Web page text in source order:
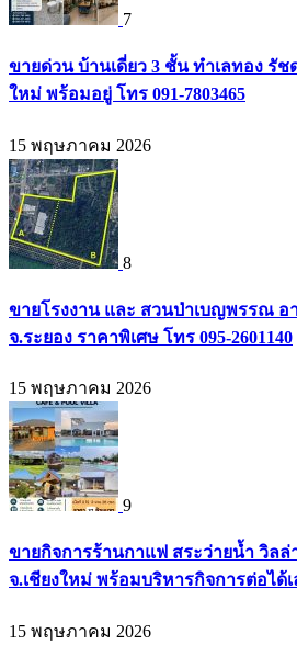
7
ขายด่วน บ้านเดี่ยว 3 ชั้น ทำเลทอง รั
ใหม่ พร้อมอยู่ โทร 091-7803465
15 พฤษภาคม 2026
8
ขายโรงงาน และ สวนป่าเบญพรรณ อา
จ.ระยอง ราคาพิเศษ โทร 095-2601140
15 พฤษภาคม 2026
9
ขายกิจการร้านกาแฟ สระว่ายน้ำ วิลล่
จ.เชียงใหม่ พร้อมบริหารกิจการต่อได้เ
15 พฤษภาคม 2026